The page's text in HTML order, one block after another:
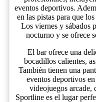
eventos deportivos.
en las pistas para que
Los viernes y sábados
nocturno y se ofrece
El bar ofrece una
bocadillos calientes,
También tienen una
eventos deportivos
videojuegos
Sportline es el lugar